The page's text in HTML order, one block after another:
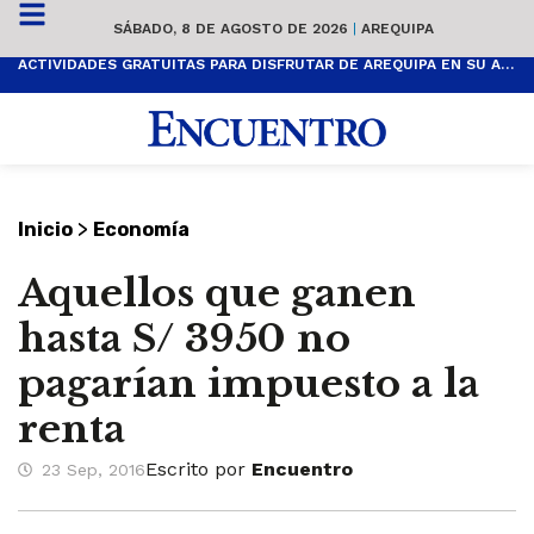
SÁBADO, 8 DE AGOSTO DE 2026 | AREQUIPA
ACTIVIDADES GRATUITAS PARA DISFRUTAR DE AREQUIPA EN SU ANIVERSARIO
Inicio > Economía
Aquellos que ganen
hasta S/ 3950 no
pagarían impuesto a la
renta
23 Sep, 2016Escrito por Encuentro